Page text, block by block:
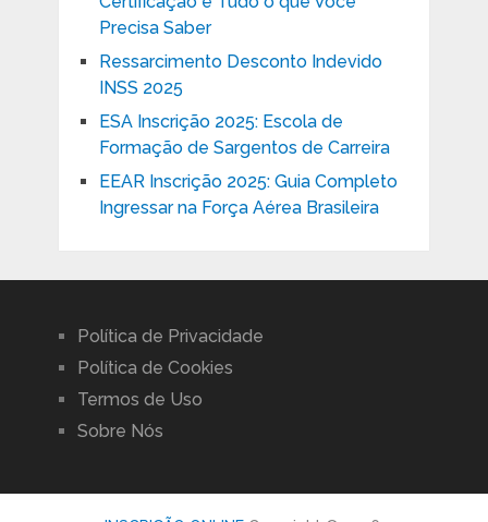
Precisa Saber
Ressarcimento Desconto Indevido
INSS 2025
ESA Inscrição 2025: Escola de
Formação de Sargentos de Carreira
EEAR Inscrição 2025: Guia Completo
Ingressar na Força Aérea Brasileira
Política de Privacidade
Política de Cookies
Termos de Uso
Sobre Nós